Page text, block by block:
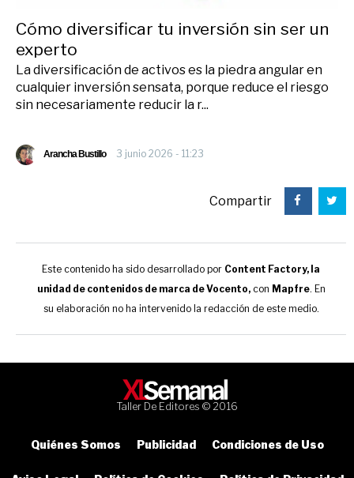
Cómo diversificar tu inversión sin ser un
experto
La diversificación de activos es la piedra angular en
cualquier inversión sensata, porque reduce el riesgo
sin necesariamente reducir la r...
Arancha Bustillo 3 junio 2026 - 11:23
Compartir
Este contenido ha sido desarrollado por Content Factory, la
unidad de contenidos de marca de Vocento,con Mapfre. En
su elaboración no ha intervenido la redacción de este medio.
Taller De Editores © 2016
Quiénes Somos Publicidad Condiciones de Uso